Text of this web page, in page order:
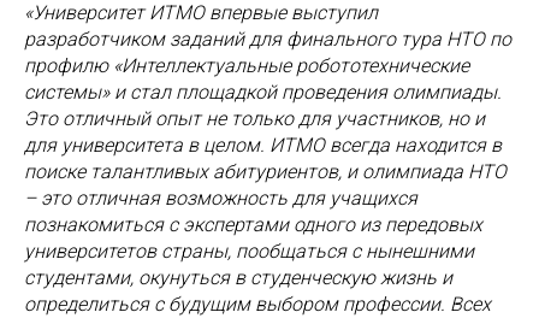
«Университет ИТМО впервые выступил
разработчиком заданий для финального тура НТО по
профилю «Интеллектуальные робототехнические
системы» и стал площадкой проведения олимпиады.
Это отличный опыт не только для участников, но и
для университета в целом. ИТМО всегда находится в
поиске талантливых абитуриентов, и олимпиада НТО
– это отличная возможность для учащихся
познакомиться с экспертами одного из передовых
университетов страны, пообщаться с нынешними
студентами, окунуться в студенческую жизнь и
определиться с будущим выбором профессии. Всех